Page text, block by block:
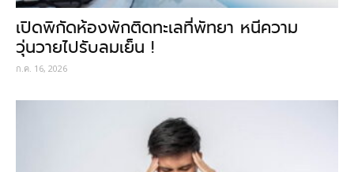
เปิดพิกัดห้องพักติดทะเลที่พัทยา หนีความ
วุ่นวายไปรับลมเย็น !
ก.ค. 16, 2026